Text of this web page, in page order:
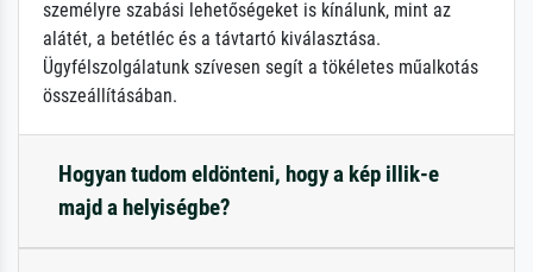
személyre szabási lehetőségeket is kínálunk, mint az
alátét, a betétléc és a távtartó kiválasztása.
Ügyfélszolgálatunk szívesen segít a tökéletes műalkotás
összeállításában.
Hogyan tudom eldönteni, hogy a kép illik-e
majd a helyiségbe?